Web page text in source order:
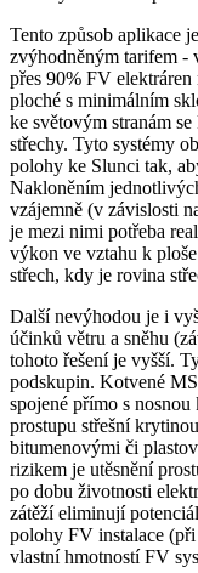
Tento způsob aplikace
zvýhodněným tarifem -
přes 90% FV
ploché s minimálním
ke světovým stranám
střechy. Tyto systémy
polohy ke Slunci tak,
Nakloněním
vzájemně (v závislosti
je mezi nimi potřeba
výkon ve vztahu k
střech, kdy je rovina
Další nevýhodou je i
účinků větru a sněhu
tohoto řešení je vyšší.
podskupin. Kotvené
spojené přímo s
prostupu střešní
bitumenovými či
rizikem je utěsnění
po dobu životnosti
zátěží eliminují
polohy FV instalace
vlastní hmotností FV